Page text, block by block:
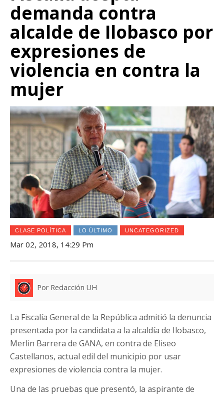
demanda contra
alcalde de Ilobasco por
expresiones de
violencia en contra la
mujer
CLASE POLÍTICA LO ÚLTIMO UNCATEGORIZED
Mar 02, 2018, 14:29 Pm
Por Redacción UH
La Fiscalía General de la República admitió la denuncia
presentada por la candidata a la alcaldía de Ilobasco,
Merlin Barrera de GANA, en contra de Eliseo
Castellanos, actual edil del municipio por usar
expresiones de violencia contra la mujer.
Una de las pruebas que presentó, la aspirante de